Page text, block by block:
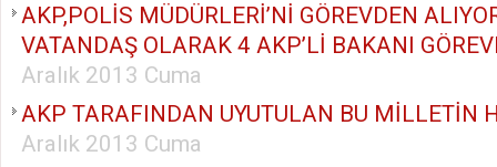
AKP,POLİS MÜDÜRLERİ’Nİ GÖREVDEN
VATANDAŞ OLARAK 4 AKP’Lİ BAKANI
Aralık 2013 Cuma
AKP TARAFINDAN UYUTULAN BU MİLLETİN
Aralık 2013 Cuma